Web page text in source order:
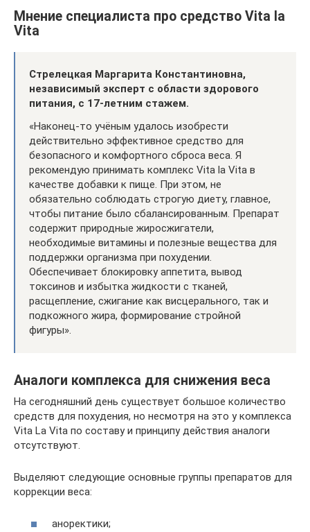
Мнение специалиста про средство Vita la
Vita
Стрелецкая Маргарита Константиновна,
независимый эксперт с области здорового
питания, с 17-летним стажем.
«Наконец-то учёным удалось изобрести
действительно эффективное средство для
безопасного и комфортного сброса веса. Я
рекомендую принимать комплекс Vita la Vita в
качестве добавки к пище. При этом, не
обязательно соблюдать строгую диету, главное,
чтобы питание было сбалансированным. Препарат
содержит природные жиросжигатели,
необходимые витамины и полезные вещества для
поддержки организма при похудении.
Обеспечивает блокировку аппетита, вывод
токсинов и избытка жидкости с тканей,
расщепление, сжигание как висцерального, так и
подкожного жира, формирование стройной
фигуры».
Аналоги комплекса для снижения веса
На сегодняшний день существует большое количество
средств для похудения, но несмотря на это у комплекса
Vita La Vita по составу и принципу действия аналоги
отсутствуют.
Выделяют следующие основные группы препаратов для
коррекции веса:
аноректики;